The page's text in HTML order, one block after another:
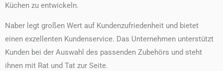
Küchen zu entwickeln.
Naber legt großen Wert auf Kundenzufriedenheit und bietet
einen exzellenten Kundenservice. Das Unternehmen unterstützt
Kunden bei der Auswahl des passenden Zubehörs und steht
ihnen mit Rat und Tat zur Seite.